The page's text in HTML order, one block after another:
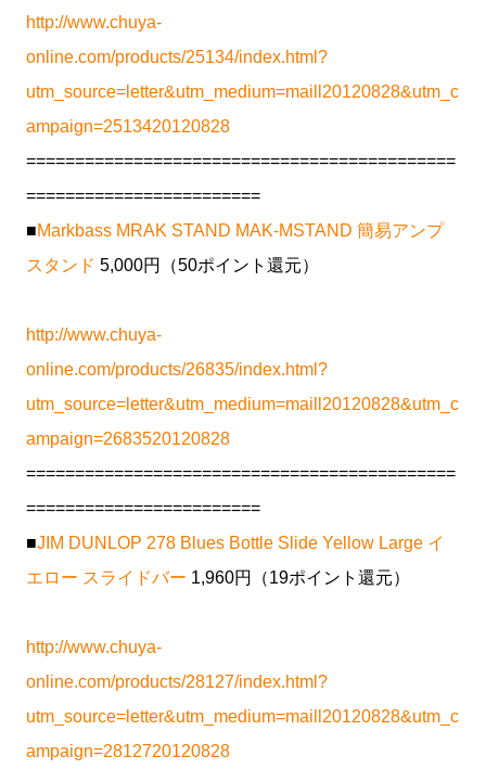
http://www.chuya-
online.com/products/25134/index.html?
utm_source=letter&utm_medium=maill20120828&utm_c
ampaign=2513420120828
============================================
========================
■Markbass MRAK STAND MAK-MSTAND 簡易アンプ
スタンド 5,000円（50ポイント還元）
http://www.chuya-
online.com/products/26835/index.html?
utm_source=letter&utm_medium=maill20120828&utm_c
ampaign=2683520120828
============================================
========================
■JIM DUNLOP 278 Blues Bottle Slide Yellow Large イ
エロー スライドバー 1,960円（19ポイント還元）
http://www.chuya-
online.com/products/28127/index.html?
utm_source=letter&utm_medium=maill20120828&utm_c
ampaign=2812720120828